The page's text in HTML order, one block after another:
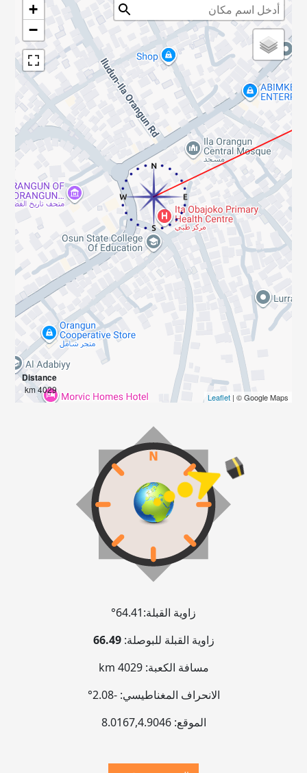
+
−
Distance
4029 km
Leaflet| © Google Maps
زاوية القبلة:64.41°
زاوية القبلة للبوصلة:66.49
مسافة الكعبة:4029 km
الانحراف المغناطيسي:-2.08°
الموقع:
8.0167,4.9046